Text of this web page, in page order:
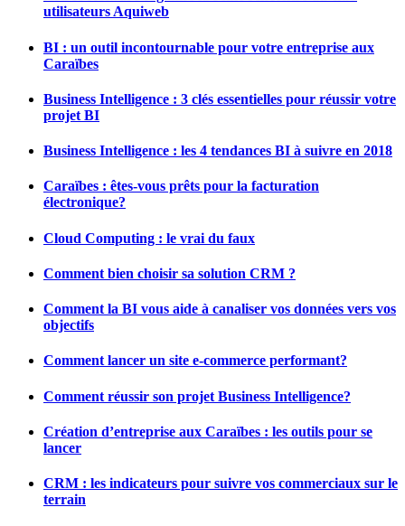
utilisateurs Aquiweb
BI : un outil incontournable pour votre entreprise aux
Caraïbes
Business Intelligence : 3 clés essentielles pour réussir votre
projet BI
Business Intelligence : les 4 tendances BI à suivre en 2018
Caraïbes : êtes-vous prêts pour la facturation
électronique?
Cloud Computing : le vrai du faux
Comment bien choisir sa solution CRM ?
Comment la BI vous aide à canaliser vos données vers vos
objectifs
Comment lancer un site e-commerce performant?
Comment réussir son projet Business Intelligence?
Création d’entreprise aux Caraïbes : les outils pour se
lancer
CRM : les indicateurs pour suivre vos commerciaux sur le
terrain